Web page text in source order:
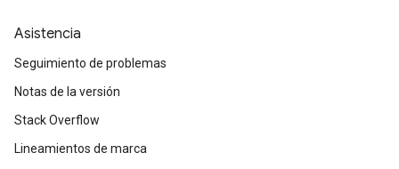
Asistencia
Seguimiento de problemas
Notas de la versión
Stack Overflow
Lineamientos de marca